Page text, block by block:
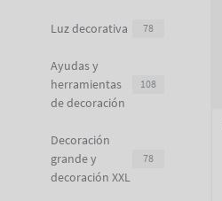
Luz decorativa 78
Ayudas y
herramientas
de decoración
108
Decoración
grande y
decoración XXL
78